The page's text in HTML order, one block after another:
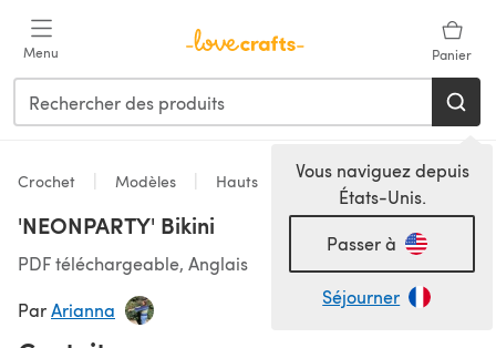
Menu Panier
Vous naviguez depuis
États-Unis.
Passer à
Séjourner
Crochet Modèles Hauts
'NEONPARTY' Bikini
PDF téléchargeable, Anglais
ParArianna